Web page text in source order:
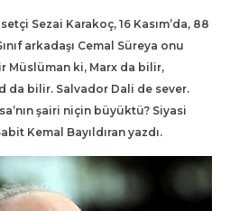
Sezai Karakoç, 16 Kasım’da, 88
arkadaşı Cemal Süreya onu
Müslüman ki, Marx da bilir,
da bilir. Salvador Dali de sever.
şairi niçin büyüktü? Siyasi
Kemal Bayıldıran yazdı.